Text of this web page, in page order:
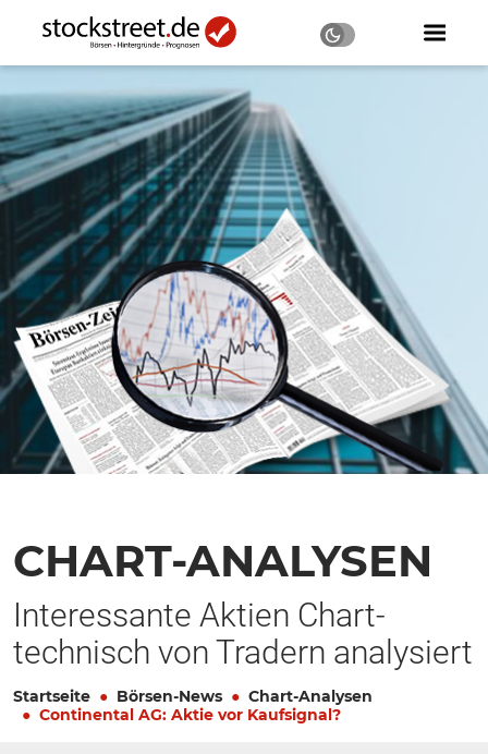
CHART-ANALYSEN
Interessante Aktien Chart-
technisch von Tradern analysiert
Startseite Börsen-News
Chart-Analysen
Continental AG: Aktie vor Kaufsignal?